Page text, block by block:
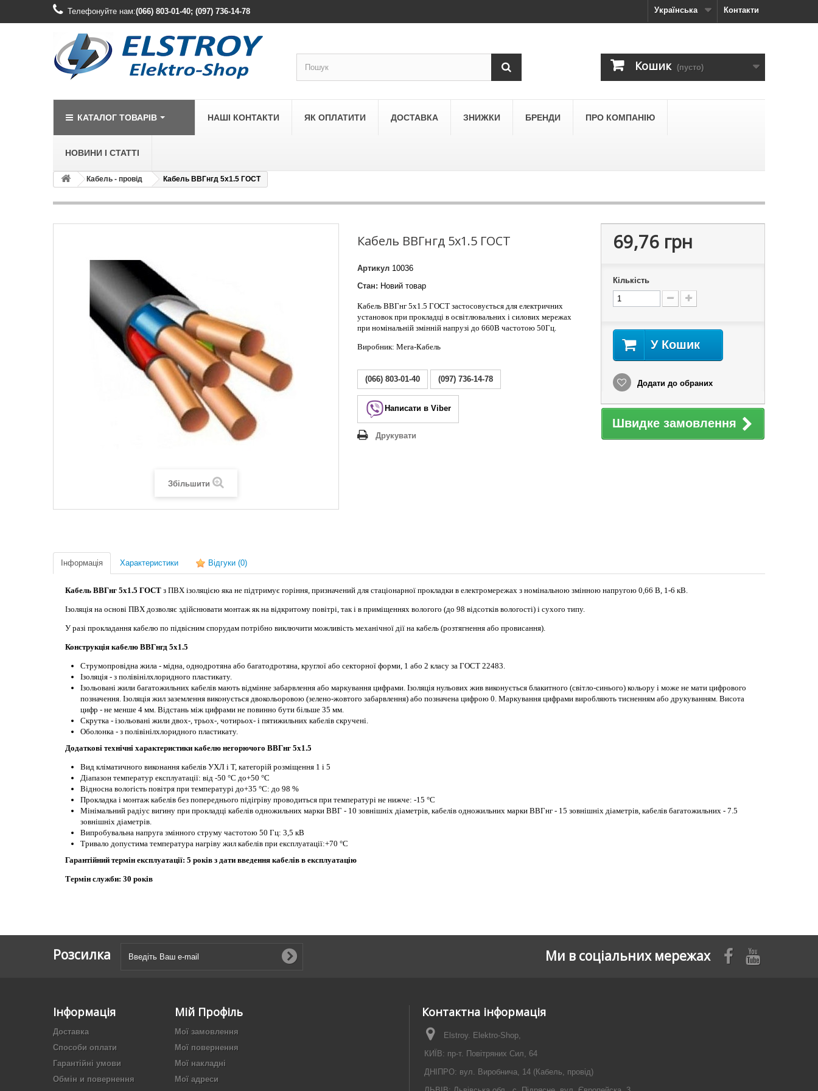
Контакти
Телефонуйте нам:(066) 803-01-40; (097) 736-14-78 Українська
Кошик (пусто)
КАТАЛОГ ТОВАРІВ
LEGRAND
Legrand Valena Classic
Legrand Valena Life
НАШІ КОНТАКТИ ЯК ОПЛАТИТИ ДОСТАВКА ЗНИЖКИ БРЕНДИ ПРО КОМПАНІЮ
НОВИНИ І СТАТТІ
Кабель - провід Кабель ВВГнгд 5х1.5 ГОСТ
Збільшити
Кабель ВВГнгд 5х1.5 ГОСТ
Артикул 10036
Стан: Новий товар
Кабель ВВГнг 5х1.5 ГОСТ застосовується для електричних
установок при прокладці в освітлювальних і силових мережах
при номінальній змінній напрузі до 660В частотою 50Гц.
Виробник: Мега-Кабель
(066) 803-01-40 (097) 736-14-78
Написати в Viber
Друкувати
69,76 грн
Кількість
У Кошик
Додати до обраних
Швидке замовлення
Інформація Характеристики Відгуки (0)
Кабель ВВГнг 5х1.5 ГОСТ з ПВХ ізоляцією яка не підтримує горіння, призначений для стаціонарної прокладки в електромережах з номінальною змінною напругою 0,66 В, 1-6 кВ.
Ізоляція на основі ПВХ дозволяє здійснювати монтаж як на відкритому повітрі, так і в приміщеннях вологого (до 98 відсотків вологості) і сухого типу.
У разі прокладання кабелю по підвісним спорудам потрібно виключити можливість механічної дії на кабель (розтягнення або провисання).
Конструкція кабелю ВВГнгд 5х1.5
Струмопровідна жила - мідна, однодротяна або багатодротяна, круглої або секторної форми, 1 або 2 класу за ГОСТ 22483.
Ізоляція - з полівінілхлоридного пластикату.
Ізольовані жили багатожильних кабелів мають відмінне забарвлення або маркування цифрами. Ізоляція нульових жив виконується блакитного (світло-синього) кольору і може не мати цифрового
позначення. Ізоляція жил заземлення виконується двокольоровою (зелено-жовтого забарвлення) або позначена цифрою 0. Маркування цифрами виробляють тисненням або друкуванням. Висота
цифр - не менше 4 мм. Відстань між цифрами не повинно бути більше 35 мм.
Скрутка - ізольовані жили двох-, трьох-, чотирьох- і пятижильних кабелів скручені.
Оболонка - з полівінілхлоридного пластикату.
Додаткові технічні характеристики кабелю негорючого ВВГнг 5х1.5
Вид кліматичного виконання кабелів УХЛ і Т, категорій розміщення 1 і 5
Діапазон температур експлуатації: від -50 °С до+50 °С
Відносна вологість повітря при температурі до+35 °С: до 98 %
Прокладка і монтаж кабелів без попереднього підігріву проводиться при температурі не нижче: -15 °С
Мінімальний радіус вигину при прокладці кабелів одножильних марки ВВГ - 10 зовнішніх діаметрів, кабелів одножильних марки ВВГнг - 15 зовнішніх діаметрів, кабелів багатожильних - 7.5
зовнішніх діаметрів.
Випробувальна напруга змінного струму частотою 50 Гц: 3,5 кВ
Тривало допустима температура нагріву жил кабелів при експлуатації:+70 °С
Гарантійний термін експлуатації: 5 років з дати введення кабелів в експлуатацію
Термін служби: 30 років
Розсилка Ми в соціальних мережах
Інформація
Доставка
Способи оплати
Гарантійні умови
Обмін и повернення
Мій Профіль
Мої замовлення
Мої повернення
Мої накладні
Мої адреси
Контактна інформація
Elstroy. Elektro-Shop,
КИЇВ: пр-т. Повітряних Сил, 64
ДНІПРО: вул. Виробнича, 14 (Кабель, провід)